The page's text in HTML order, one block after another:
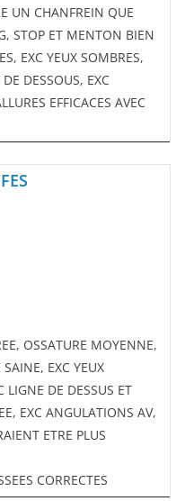
UN CHANFREIN QUE
STOP ET MENTON BIEN
EXC YEUX SOMBRES,
DESSOUS, EXC
EFFICACES AVEC
OSSATURE MOYENNE,
EXC YEUX
LIGNE DE DESSUS ET
EXC ANGULATIONS AV,
ETRE PLUS
CORRECTES